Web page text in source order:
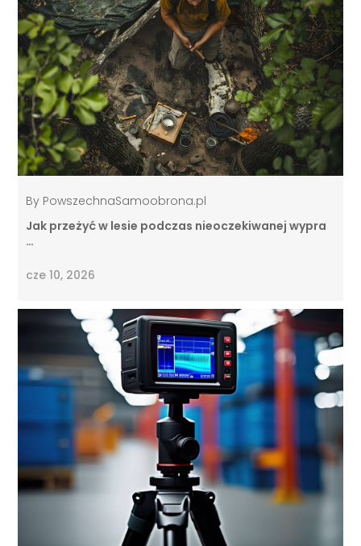
By PowszechnaSamoobrona.pl
Jak przeżyć w lesie podczas nieoczekiwanej wypra
…
cze 10, 2026